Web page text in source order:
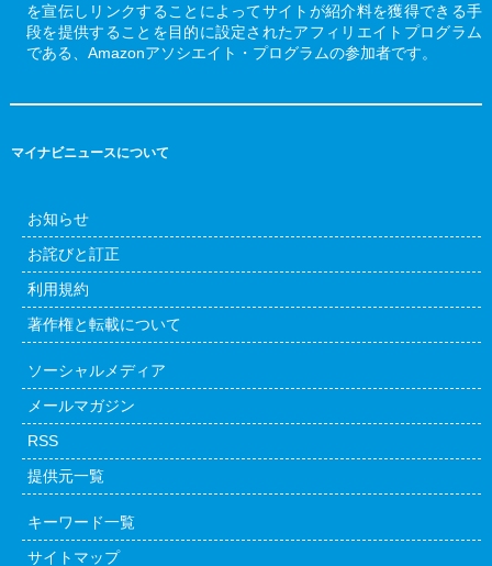
を宣伝しリンクすることによってサイトが紹介料を獲得できる手
段を提供することを目的に設定されたアフィリエイトプログラム
である、Amazonアソシエイト・プログラムの参加者です。
マイナビニュースについて
お知らせ
お詫びと訂正
利用規約
著作権と転載について
ソーシャルメディア
メールマガジン
RSS
提供元一覧
キーワード一覧
サイトマップ